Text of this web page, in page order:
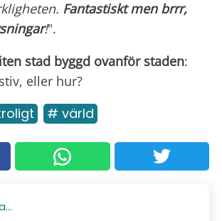
Fantastiskt men brrr,
!".
stad byggd ovanför staden:
eller hur?
# värld